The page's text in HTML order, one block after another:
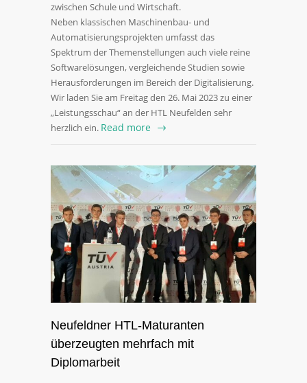
zwischen Schule und Wirtschaft.
Neben klassischen Maschinenbau- und
Automatisierungsprojekten umfasst das
Spektrum der Themenstellungen auch viele reine
Softwarelösungen, vergleichende Studien sowie
Herausforderungen im Bereich der Digitalisierung.
Wir laden Sie am Freitag den 26. Mai 2023 zu einer
„Leistungsschau“ an der HTL Neufelden sehr
herzlich ein. Read more
Neufeldner HTL-Maturanten
überzeugten mehrfach mit
Diplomarbeit